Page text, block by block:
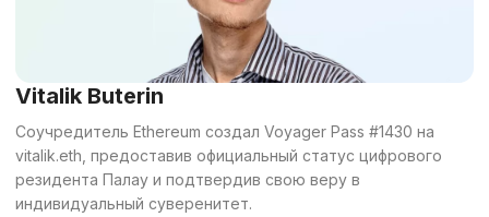
Vitalik Buterin
Соучредитель Ethereum создал Voyager Pass #1430 на
vitalik.eth, предоставив официальный статус цифрового
резидента Палау и подтвердив свою веру в
индивидуальный суверенитет.